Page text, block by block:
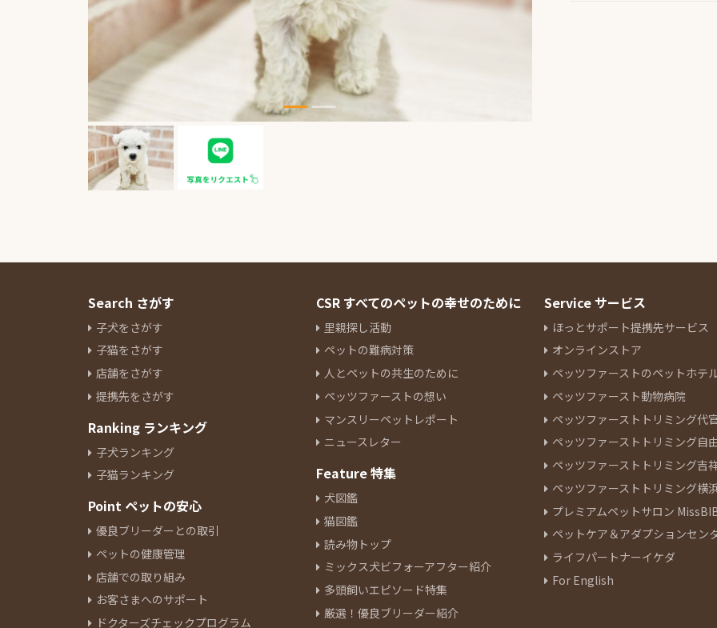
Search さがす
子犬をさがす
子猫をさがす
店舗をさがす
提携先をさがす
Ranking ランキング
子犬ランキング
子猫ランキング
Point ペットの安心
優良ブリーダーとの取引
ペットの健康管理
店舗での取り組み
お客さまへのサポート
ドクターズチェックプログラム
CSR すべてのペットの幸せのために
里親探し活動
ペットの難病対策
人とペットの共生のために
ペッツファーストの想い
マンスリーペットレポート
ニュースレター
Feature 特集
犬図鑑
猫図鑑
読み物トップ
ミックス犬ビフォーアフター紹介
多頭飼いエピソード特集
厳選！優良ブリーダー紹介
Service サービス
ほっとサポート提携先サービス
オンラインストア
ペッツファーストのペットホテ
ペッツファースト動物病院
ペッツファーストトリミング代
ペッツファーストトリミング自
ペッツファーストトリミング吉
ペッツファーストトリミング横
プレミアムペットサロン
ペットケア＆アダプションセン
ライフパートナーイケダ
For English